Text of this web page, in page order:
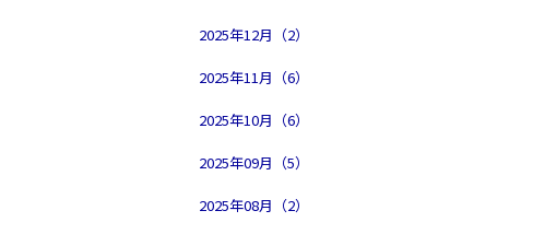
2025年12月（2）
2025年11月（6）
2025年10月（6）
2025年09月（5）
2025年08月（2）